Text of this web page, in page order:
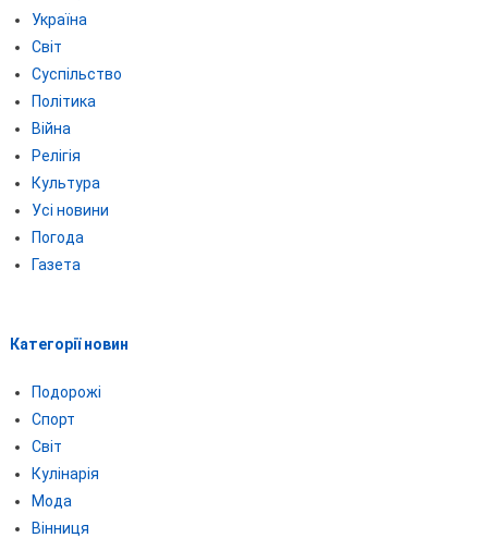
Україна
Світ
Суспільство
Політика
Війна
Релігія
Культура
Усі новини
Погода
Газета
Категорії новин
Подорожі
Спорт
Світ
Кулінарія
Мода
Вінниця